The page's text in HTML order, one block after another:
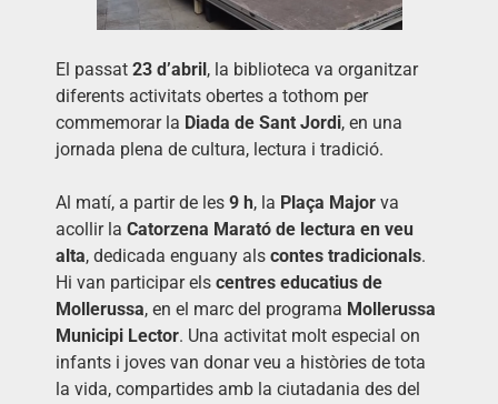
El passat 23 d’abril , la biblioteca va organitzar
diferents activitats obertes a tothom per
commemorar la Diada de Sant Jordi, en una
jornada plena de cultura, lectura i tradició.
Al matí, a partir de les 9 h, la Plaça Major va
acollir la Catorzena Marató de lectura en veu
alta, dedicada enguany als contes tradicionals.
Hi van participar els centres educatius de
Mollerussa, en el marc del programa Mollerussa
Municipi Lector. Una activitat molt especial on
infants i joves van donar veu a històries de tota
la vida, compartides amb la ciutadania des del